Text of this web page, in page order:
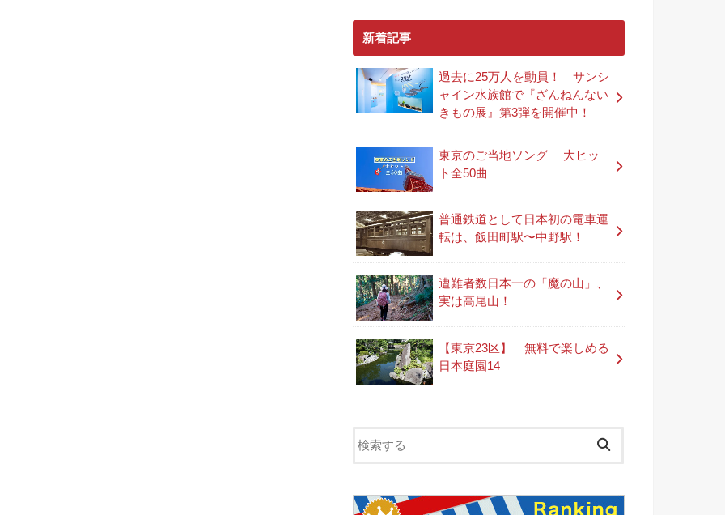
新着記事
過去に25万人を動員！ サンシ
ャイン水族館で『ざんねんない
きもの展』第3弾を開催中！
東京のご当地ソング 大ヒッ
ト全50曲
普通鉄道として日本初の電車運
転は、飯田町駅〜中野駅！
遭難者数日本一の「魔の山」、
実は高尾山！
【東京23区】 無料で楽しめる
日本庭園14